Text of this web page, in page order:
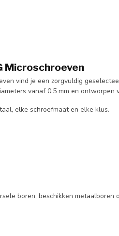
Microschroeven
vind je een zorgvuldig
vanaf 0,5 mm en ontworpen
elke schroefmaat en elke klus.
boren, beschikken metaalboren